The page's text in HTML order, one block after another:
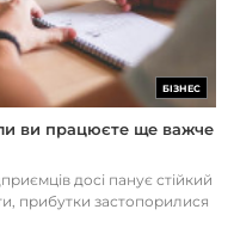
БІЗНЕС
ви працюєте ще важче
досі панує стійкий
прибутки застопорилися